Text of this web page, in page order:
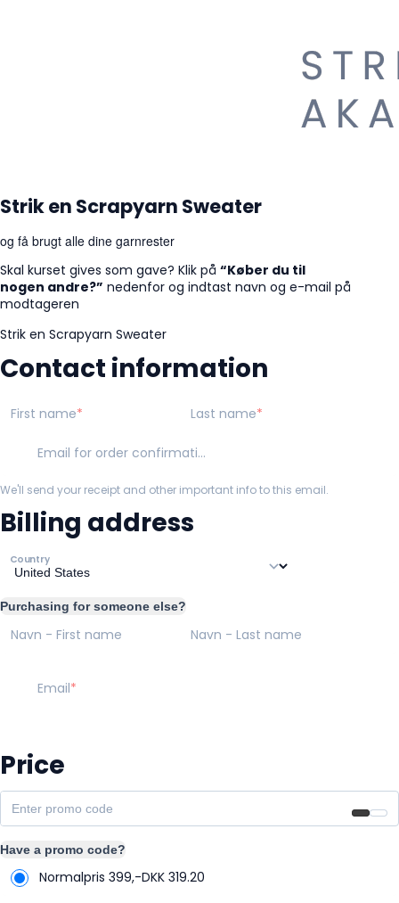
Strik en Scrapyarn Sweater
og få brugt alle dine garnrester
Skal kurset gives som gave? Klik på “Køber du til
nogen andre?” nedenfor og indtast navn og e-mail på
modtageren
Strik en Scrapyarn Sweater
Contact information
First name Last name
Email for order confirmation
We'll send your receipt and other important info to this email.
Billing address
Country
Purchasing for someone else?
Navn - First name Navn - Last name
Email
Price
Have a promo code?
Normalpris 399,-DKK 319.20